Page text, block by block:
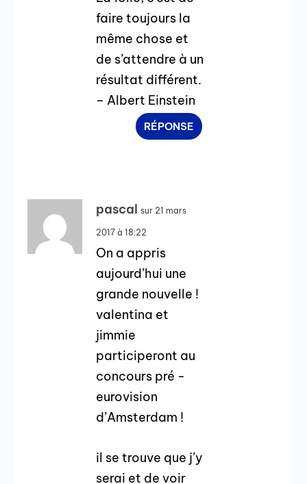
faire toujours la
même chose et
de s’attendre à un
résultat différent.
– Albert Einstein
RÉPONSE
pascal sur 21 mars
2017 à 18:22
On a appris
aujourd’hui une
grande nouvelle !
valentina et
jimmie
participeront au
concours pré -
eurovision
d’Amsterdam !
il se trouve que j’y
serai et de voir